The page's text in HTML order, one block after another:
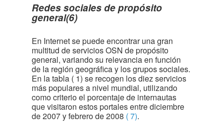
Redes sociales de propósito
general(6)
En Internet se puede encontrar una gran
multitud de servicios OSN de propósito
general, variando su relevancia en función
de la región geográfica y los grupos sociales.
En la tabla ( 1) se recogen los diez servicios
más populares a nivel mundial, utilizando
como criterio el porcentaje de internautas
que visitaron estos portales entre diciembre
de 2007 y febrero de 2008 ( 7).